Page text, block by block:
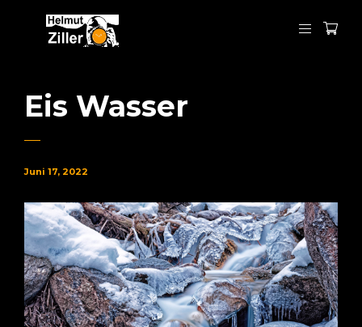
Eis Wasser
Juni 17, 2022